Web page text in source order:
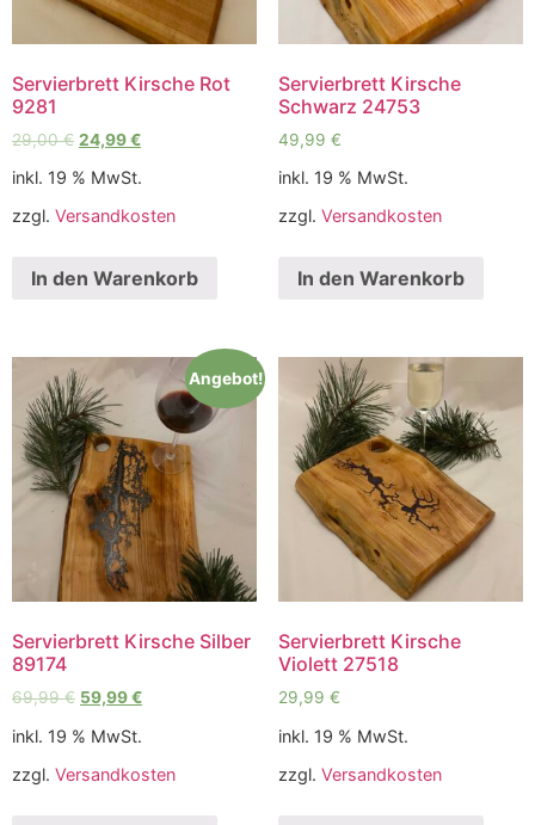
Servierbrett Kirsche Rot
9281
29,00€ 24,99€
inkl. 19 % MwSt.
zzgl. Versandkosten
In den Warenkorb
Servierbrett Kirsche
Schwarz 24753
49,99 €
inkl. 19 % MwSt.
zzgl. Versandkosten
In den Warenkorb
Angebot!
Servierbrett Kirsche Silber
89174
69,99€ 59,99€
inkl. 19 % MwSt.
zzgl. Versandkosten
Servierbrett Kirsche
Violett 27518
29,99 €
inkl. 19 % MwSt.
zzgl. Versandkosten